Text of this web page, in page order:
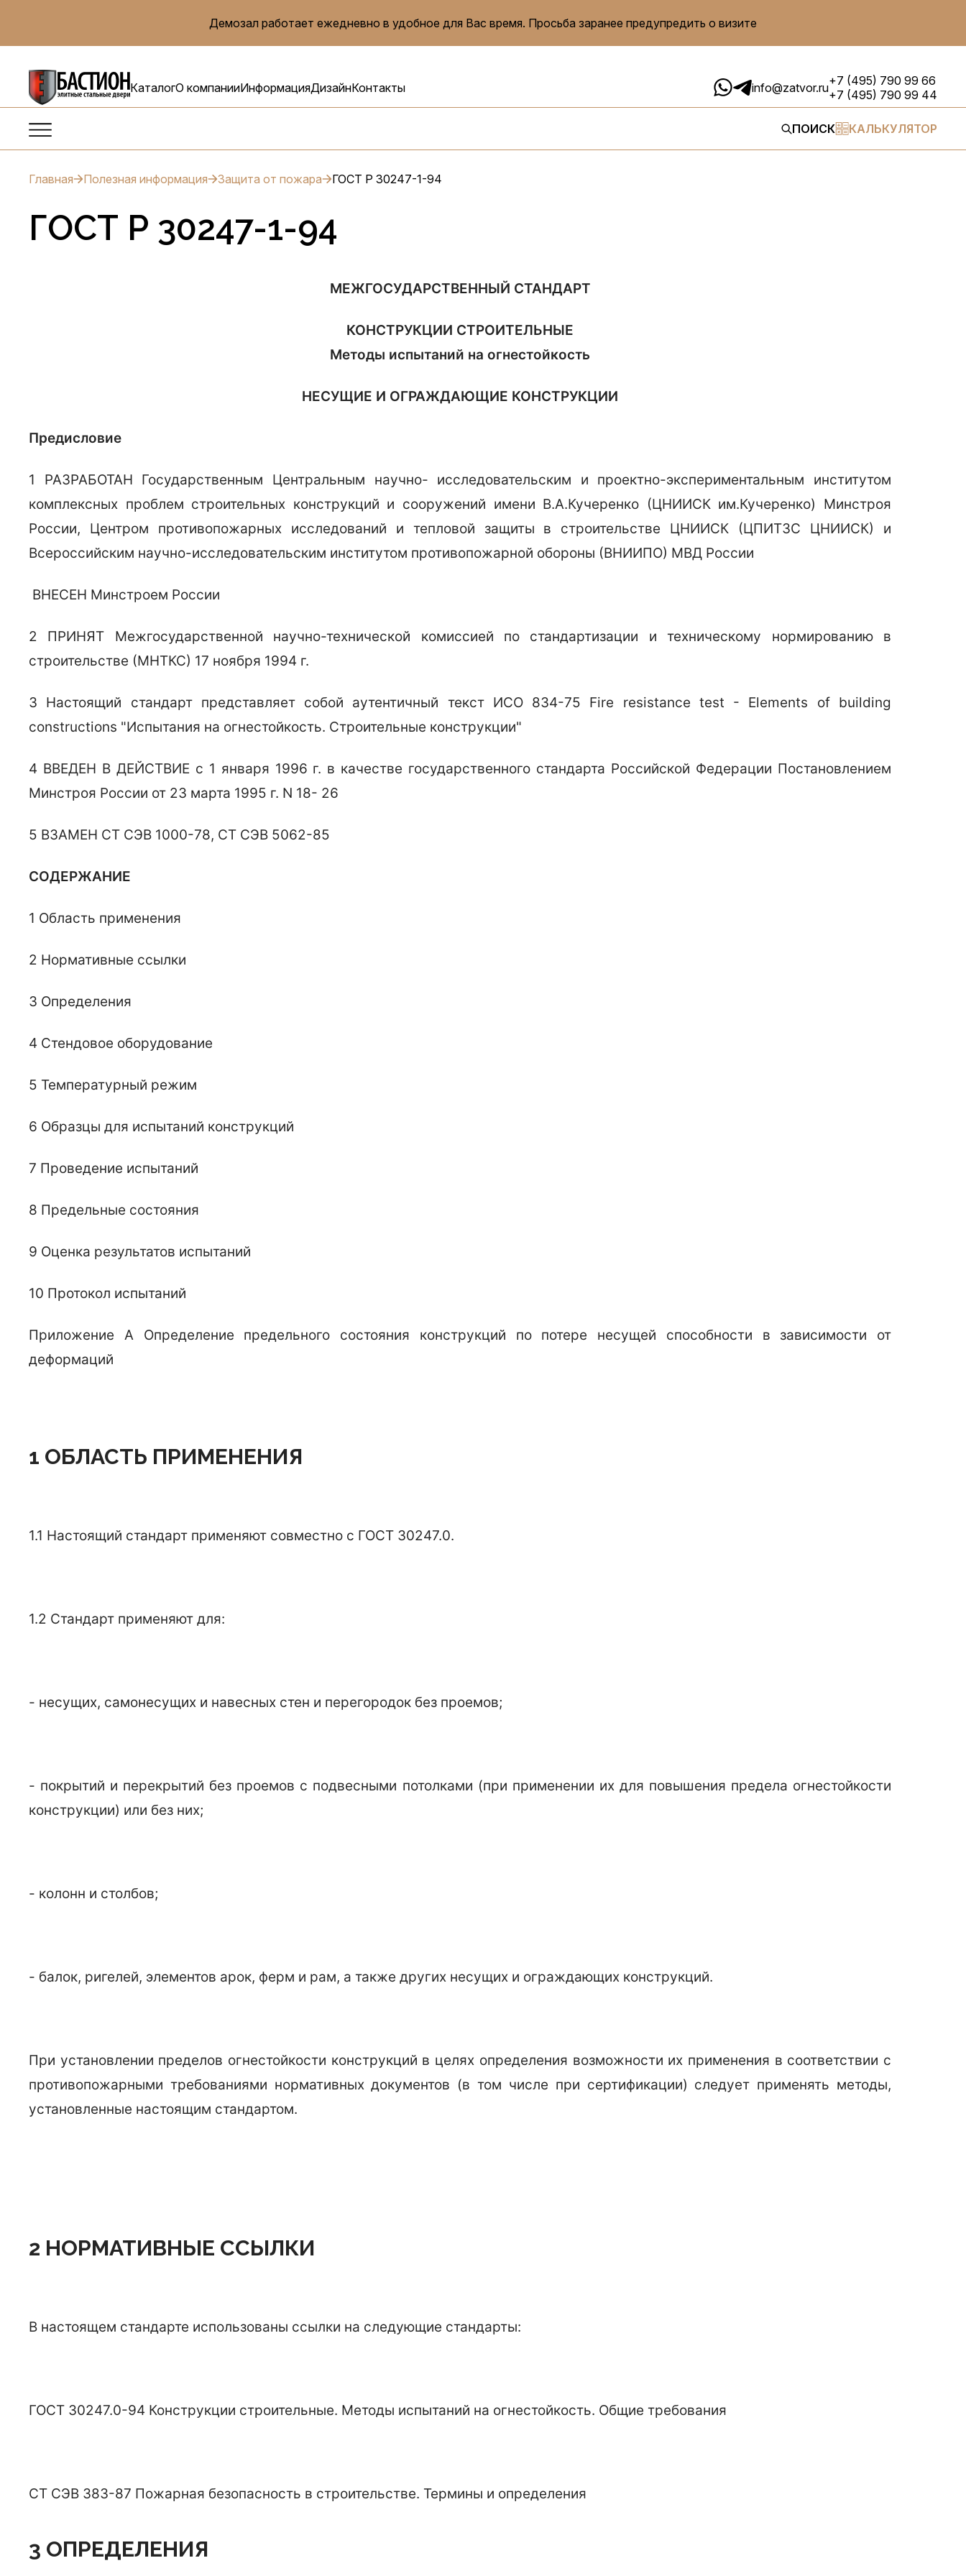
Демозал работает ежедневно в удобное для Вас время. Просьба заранее предупредить о визите
КаталогО компанииИнформацияДизайнКонтакты info@zatvor.ru+7 (495) 790 99 66
+7 (495) 790 99 44
ПОИСК КАЛЬКУЛЯТОР
Главная Полезная информация Защита от пожара ГОСТ Р 30247-1-94
ГОСТ Р 30247-1-94
МЕЖГОСУДАРСТВЕННЫЙ СТАНДАРТ
КОНСТРУКЦИИ СТРОИТЕЛЬНЫЕ
Методы испытаний на огнестойкость
НЕСУЩИЕ И ОГРАЖДАЮЩИЕ КОНСТРУКЦИИ
Предисловие
1 РАЗРАБОТАН Государственным Центральным научно- исследовательским и проектно-экспериментальным институтом
комплексных проблем строительных конструкций и сооружений имени В.А.Кучеренко (ЦНИИСК им.Кучеренко) Минстроя
России, Центром противопожарных исследований и тепловой защиты в строительстве ЦНИИСК (ЦПИТЗС ЦНИИСК) и
Всероссийским научно-исследовательским институтом противопожарной обороны (ВНИИПО) МВД России
ВНЕСЕН Минстроем России
2 ПРИНЯТ Межгосударственной научно-технической комиссией по стандартизации и техническому нормированию в
строительстве (МНТКС) 17 ноября 1994 г.
3 Настоящий стандарт представляет собой аутентичный текст ИСО 834-75 Fire resistance test - Elements of building
constructions "Испытания на огнестойкость. Строительные конструкции"
4 ВВЕДЕН В ДЕЙСТВИЕ с 1 января 1996 г. в качестве государственного стандарта Российской Федерации Постановлением
Минстроя России от 23 марта 1995 г. N 18- 26
5 ВЗАМЕН СТ СЭВ 1000-78, СТ СЭВ 5062-85
СОДЕРЖАНИЕ
1 Область применения
2 Нормативные ссылки
3 Определения
4 Стендовое оборудование
5 Температурный режим
6 Образцы для испытаний конструкций
7 Проведение испытаний
8 Предельные состояния
9 Оценка результатов испытаний
10 Протокол испытаний
Приложение А Определение предельного состояния конструкций по потере несущей способности в зависимости от
деформаций
1 ОБЛАСТЬ ПРИМЕНЕНИЯ
1.1 Настоящий стандарт применяют совместно с ГОСТ 30247.0.
1.2 Стандарт применяют для:
- несущих, самонесущих и навесных стен и перегородок без проемов;
- покрытий и перекрытий без проемов с подвесными потолками (при применении их для повышения предела огнестойкости
конструкции) или без них;
- колонн и столбов;
- балок, ригелей, элементов арок, ферм и рам, а также других несущих и ограждающих конструкций.
При установлении пределов огнестойкости конструкций в целях определения возможности их применения в соответствии с
противопожарными требованиями нормативных документов (в том числе при сертификации) следует применять методы,
установленные настоящим стандартом.
2 НОРМАТИВНЫЕ ССЫЛКИ
В настоящем стандарте использованы ссылки на следующие стандарты:
ГОСТ 30247.0-94 Конструкции строительные. Методы испытаний на огнестойкость. Общие требования
СТ СЭВ 383-87 Пожарная безопасность в строительстве. Термины и определения
3 ОПРЕДЕЛЕНИЯ